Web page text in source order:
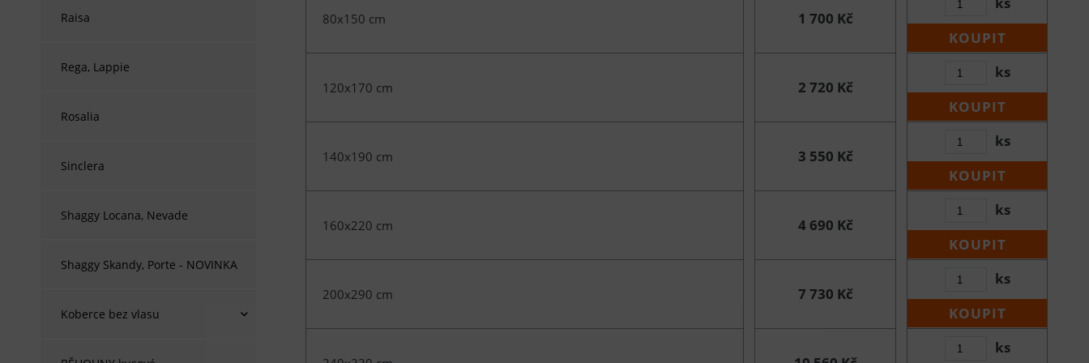
Raisa
Rega, Lappie
Rosalia
Sinclera
Shaggy Locana, Nevade
Shaggy Skandy, Porte - NOVINKA
Koberce bez vlasu
80x150 cm 1 700 Kč
KOUPIT
120x170 cm 2 720 Kč
ks
KOUPIT
140x190 cm 3 550 Kč
ks
KOUPIT
160x220 cm 4 690 Kč
ks
KOUPIT
200x290 cm 7 730 Kč
ks
KOUPIT
ks